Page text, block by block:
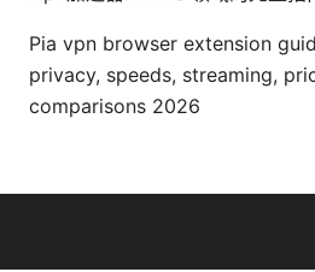
Pia vpn browser extension
privacy, speeds, streaming,
comparisons 2026